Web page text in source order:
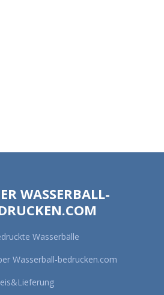
WASSERBALL-
Wasserbälle
Wasserball-bedrucken.com